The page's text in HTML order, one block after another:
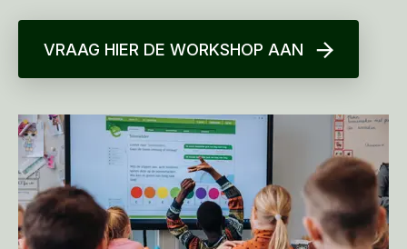
VRAAG HIER DE WORKSHOP AAN